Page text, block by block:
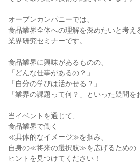
オープンカンパニーでは、
食品業界全体への理解を深めたいと考え
業界研究セミナーです。
食品業界に興味があるものの、
「どんな仕事があるの？」
「自分の学びは活かせる？」
「業界の課題って何？」といった疑問を
当イベントを通じて、
食品業界で働く
≪具体的なイメージ≫を掴み、
自身の≪将来の選択肢≫を広げるための
ヒントを見つけてください！